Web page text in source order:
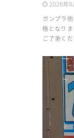
2026年6
ガンプラ
格となり
ご了承くだ